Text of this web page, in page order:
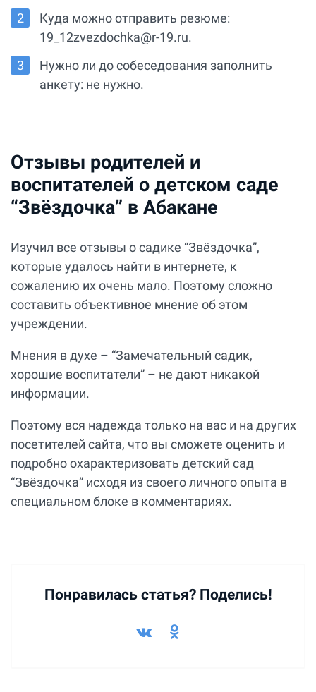
Куда можно отправить резюме:
19_12zvezdochka@r-19.ru.
Нужно ли до собеседования заполнить
анкету: не нужно.
Отзывы родителей и
воспитателей о детском саде
“Звёздочка” в Абакане
Изучил все отзывы о садике “Звёздочка”,
которые удалось найти в интернете, к
сожалению их очень мало. Поэтому сложно
составить объективное мнение об этом
учреждении.
Мнения в духе – “Замечательный садик,
хорошие воспитатели” – не дают никакой
информации.
Поэтому вся надежда только на вас и на других
посетителей сайта, что вы сможете оценить и
подробно охарактеризовать детский сад
“Звёздочка” исходя из своего личного опыта в
специальном блоке в комментариях.
Понравилась статья? Поделись!